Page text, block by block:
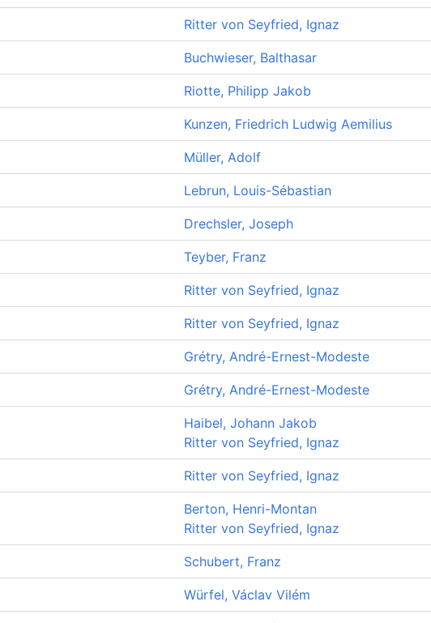
Ritter von Seyfried, Ignaz
Buchwieser, Balthasar
Riotte, Philipp Jakob
Kunzen, Friedrich Ludwig Aemilius
Müller, Adolf
Lebrun, Louis-Sébastian
Drechsler, Joseph
Teyber, Franz
Ritter von Seyfried, Ignaz
Ritter von Seyfried, Ignaz
Grétry, André-Ernest-Modeste
Grétry, André-Ernest-Modeste
Haibel, Johann Jakob
Ritter von Seyfried, Ignaz
Ritter von Seyfried, Ignaz
Berton, Henri-Montan
Ritter von Seyfried, Ignaz
Schubert, Franz
Würfel, Václav Vilém